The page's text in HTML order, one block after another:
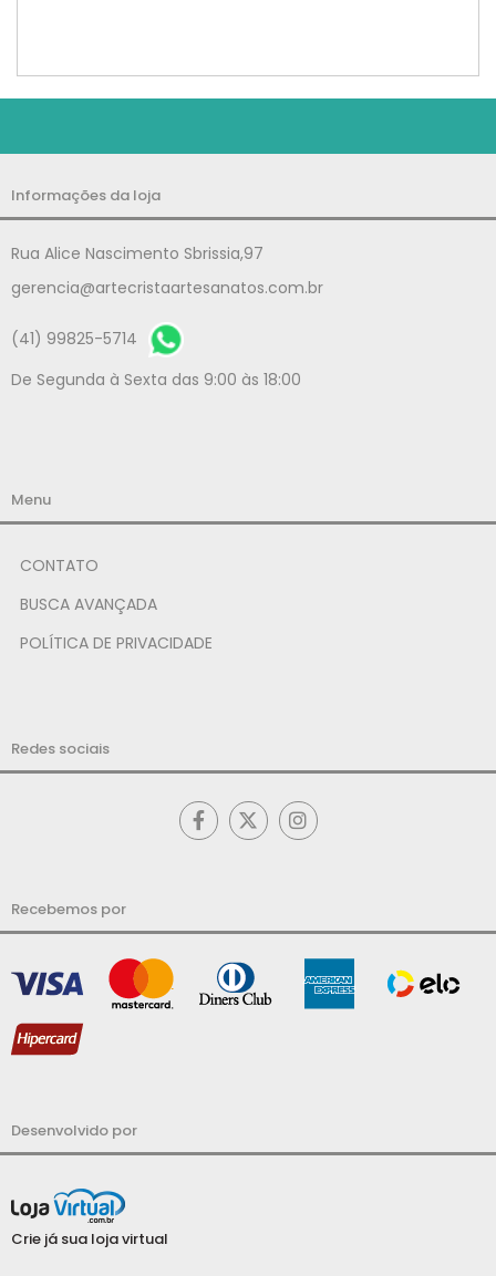
Informações da loja
Rua Alice Nascimento Sbrissia,97
gerencia@artecristaartesanatos.com.br
(41) 99825-5714
De Segunda à Sexta das 9:00 às 18:00
Menu
CONTATO
BUSCA AVANÇADA
POLÍTICA DE PRIVACIDADE
Redes sociais
Recebemos por
Desenvolvido por
Crie já sua loja virtual